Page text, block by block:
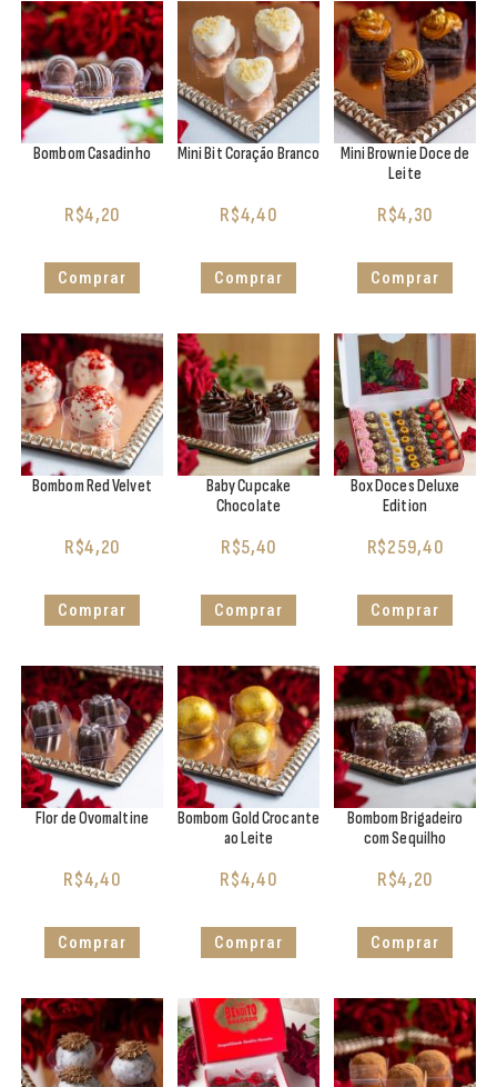
Bombom Casadinho
R$4,20
Comprar
Mini Bit Coração Branco
R$4,40
Comprar
Mini Brownie Doce de
Leite
R$4,30
Comprar
Bombom Red Velvet
R$4,20
Comprar
Baby Cupcake
Chocolate
R$5,40
Comprar
Box Doces Deluxe
Edition
R$259,40
Comprar
Flor de Ovomaltine
R$4,40
Comprar
Bombom Gold Crocante
ao Leite
R$4,40
Comprar
Bombom Brigadeiro
com Sequilho
R$4,20
Comprar